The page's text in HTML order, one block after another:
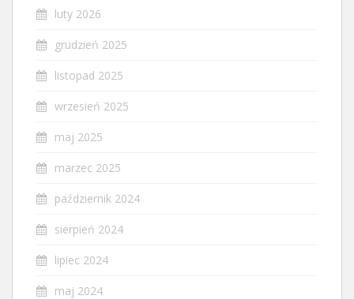
luty 2026
grudzień 2025
listopad 2025
wrzesień 2025
maj 2025
marzec 2025
październik 2024
sierpień 2024
lipiec 2024
maj 2024